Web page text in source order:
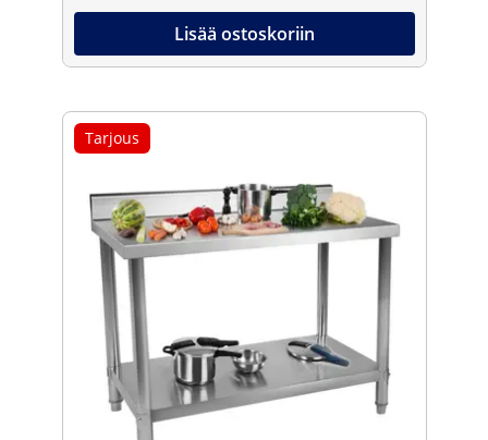
Lisää ostoskoriin
Tarjous